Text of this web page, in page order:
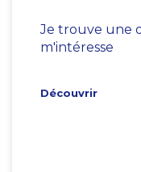
Je trouve une
m'intéresse
Découvrir